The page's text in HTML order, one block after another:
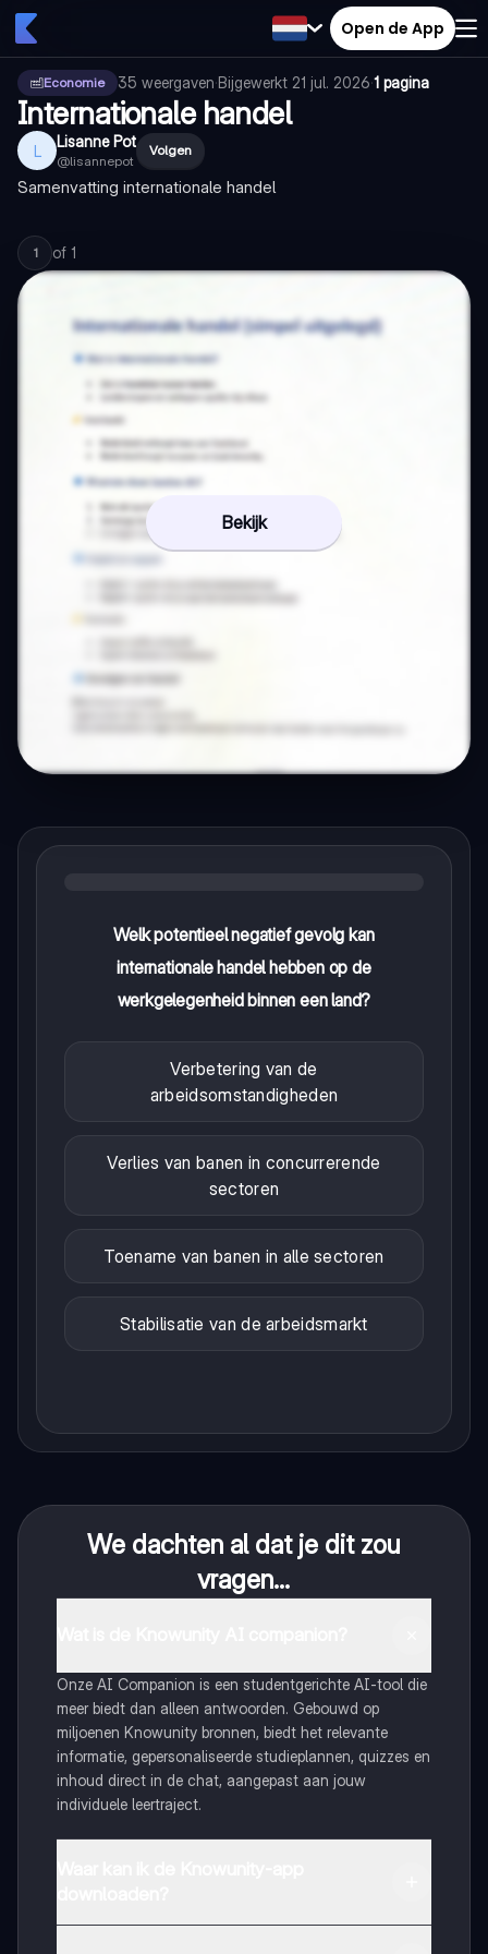
Open de App
Economie 35 weergaven·Bijgewerkt 21 jul. 2026·1 pagina
Internationale handel
L Lisanne Pot
@lisannepot
Volgen
Samenvatting internationale handel
1 of 1
Bekijk
Welk potentieel negatief gevolg kan
internationale handel hebben op de
werkgelegenheid binnen een land?
Verbetering van de
arbeidsomstandigheden
Verlies van banen in concurrerende
sectoren
Toename van banen in alle sectoren
Stabilisatie van de arbeidsmarkt
We dachten al dat je dit zou
vragen...
Onze AI Companion is een studentgerichte AI-tool die
meer biedt dan alleen antwoorden. Gebouwd op
miljoenen Knowunity bronnen, biedt het relevante
informatie, gepersonaliseerde studieplannen, quizzes en
inhoud direct in de chat, aangepast aan jouw
individuele leertraject.